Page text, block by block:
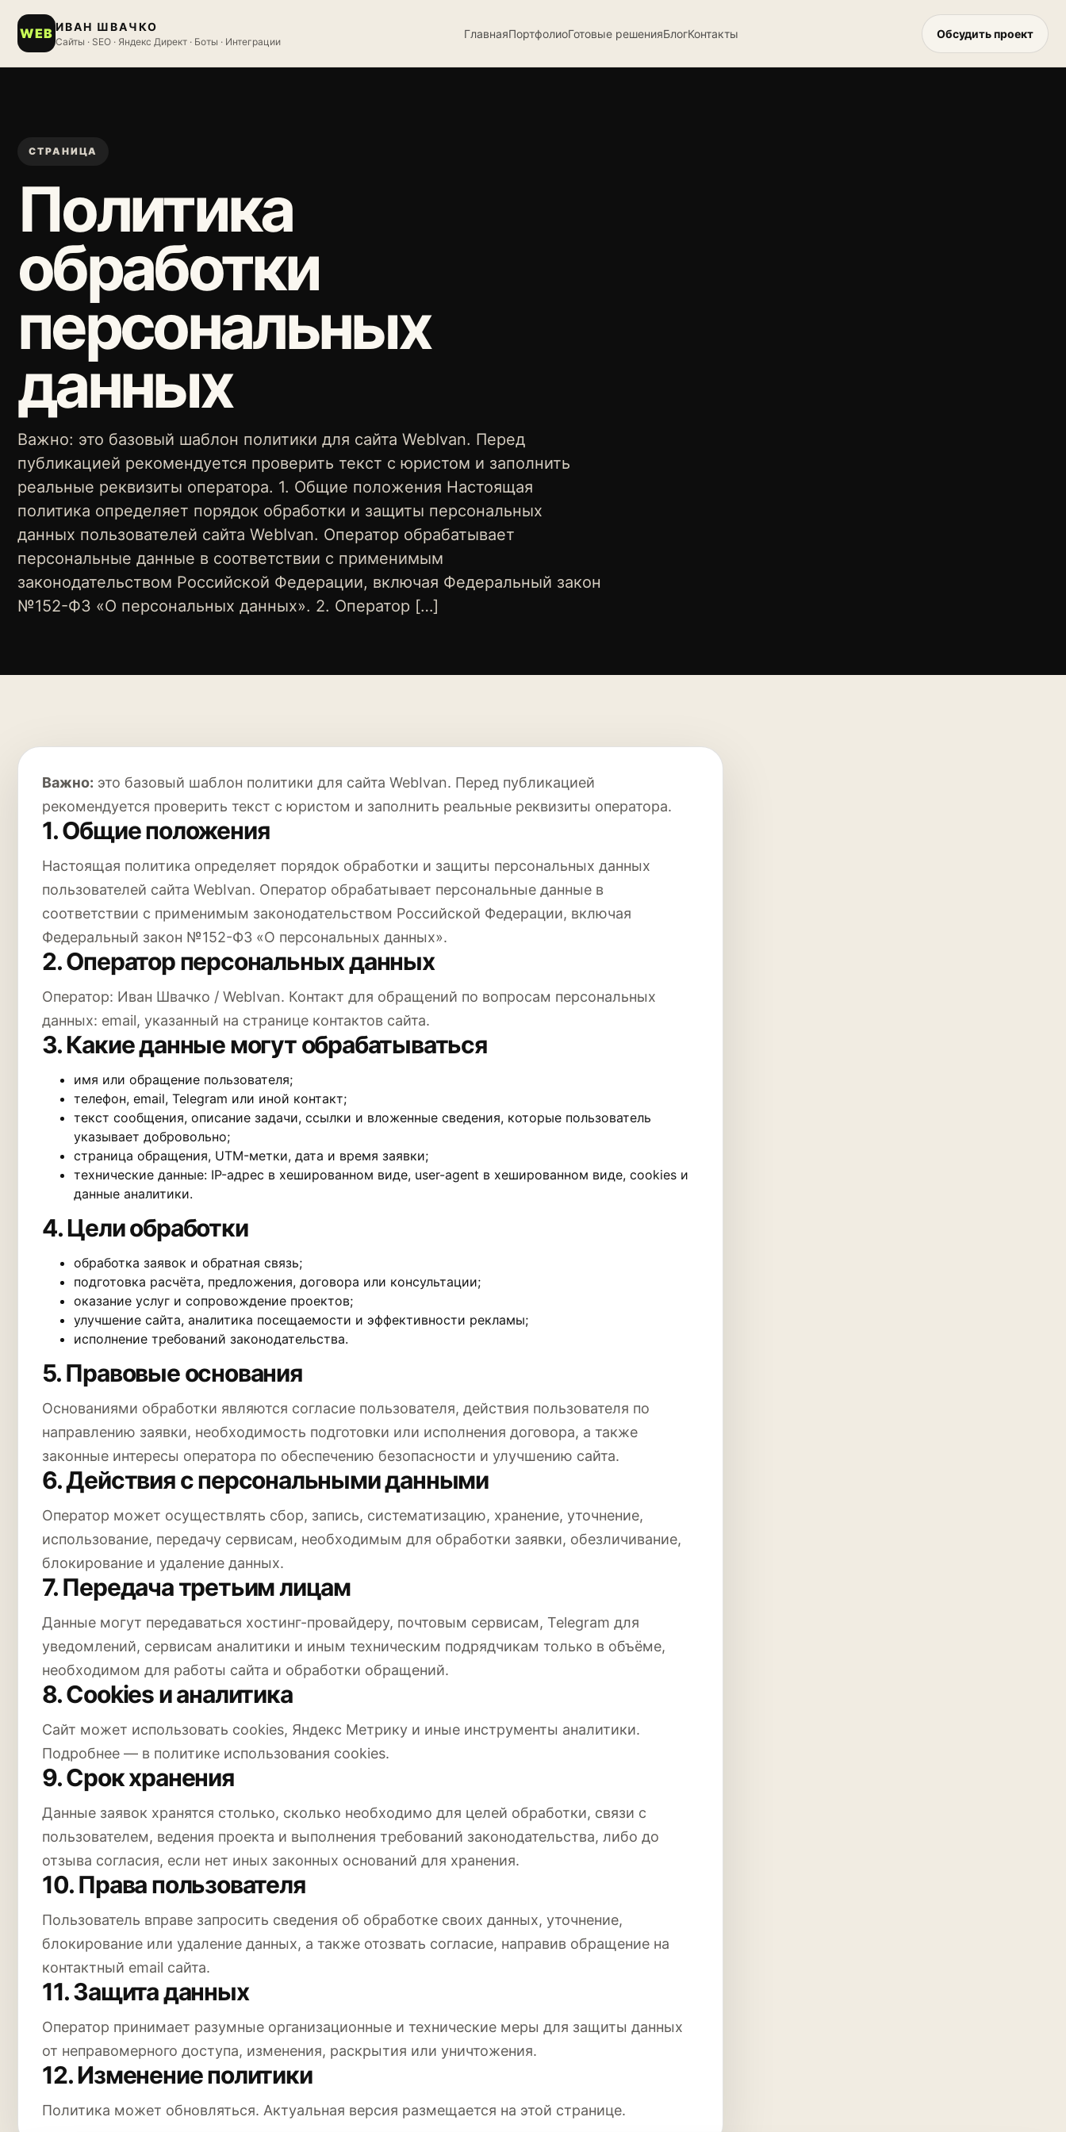
WEB ИВАН ШВАЧКО
Сайты · SEO · Яндекс Директ · Боты · Интеграции
ГлавнаяПортфолиоГотовые решенияБлогКонтакты Обсудить проект
СТРАНИЦА
Политика
обработки
персональных
данных
Важно: это базовый шаблон политики для сайта WebIvan. Перед
публикацией рекомендуется проверить текст с юристом и заполнить
реальные реквизиты оператора. 1. Общие положения Настоящая
политика определяет порядок обработки и защиты персональных
данных пользователей сайта WebIvan. Оператор обрабатывает
персональные данные в соответствии с применимым
законодательством Российской Федерации, включая Федеральный закон
№152-ФЗ «О персональных данных». 2. Оператор […]
Важно: это базовый шаблон политики для сайта WebIvan. Перед публикацией
рекомендуется проверить текст с юристом и заполнить реальные реквизиты оператора.
1. Общие положения
Настоящая политика определяет порядок обработки и защиты персональных данных
пользователей сайта WebIvan. Оператор обрабатывает персональные данные в
соответствии с применимым законодательством Российской Федерации, включая
Федеральный закон №152-ФЗ «О персональных данных».
2. Оператор персональных данных
Оператор: Иван Швачко / WebIvan. Контакт для обращений по вопросам персональных
данных: email, указанный на странице контактов сайта.
3. Какие данные могут обрабатываться
имя или обращение пользователя;
телефон, email, Telegram или иной контакт;
текст сообщения, описание задачи, ссылки и вложенные сведения, которые пользователь
указывает добровольно;
страница обращения, UTM-метки, дата и время заявки;
технические данные: IP-адрес в хешированном виде, user-agent в хешированном виде, cookies и
данные аналитики.
4. Цели обработки
обработка заявок и обратная связь;
подготовка расчёта, предложения, договора или консультации;
оказание услуг и сопровождение проектов;
улучшение сайта, аналитика посещаемости и эффективности рекламы;
исполнение требований законодательства.
5. Правовые основания
Основаниями обработки являются согласие пользователя, действия пользователя по
направлению заявки, необходимость подготовки или исполнения договора, а также
законные интересы оператора по обеспечению безопасности и улучшению сайта.
6. Действия с персональными данными
Оператор может осуществлять сбор, запись, систематизацию, хранение, уточнение,
использование, передачу сервисам, необходимым для обработки заявки, обезличивание,
блокирование и удаление данных.
7. Передача третьим лицам
Данные могут передаваться хостинг-провайдеру, почтовым сервисам, Telegram для
уведомлений, сервисам аналитики и иным техническим подрядчикам только в объёме,
необходимом для работы сайта и обработки обращений.
8. Cookies и аналитика
Сайт может использовать cookies, Яндекс Метрику и иные инструменты аналитики.
Подробнее — в политике использования cookies.
9. Срок хранения
Данные заявок хранятся столько, сколько необходимо для целей обработки, связи с
пользователем, ведения проекта и выполнения требований законодательства, либо до
отзыва согласия, если нет иных законных оснований для хранения.
10. Права пользователя
Пользователь вправе запросить сведения об обработке своих данных, уточнение,
блокирование или удаление данных, а также отозвать согласие, направив обращение на
контактный email сайта.
11. Защита данных
Оператор принимает разумные организационные и технические меры для защиты данных
от неправомерного доступа, изменения, раскрытия или уничтожения.
12. Изменение политики
Политика может обновляться. Актуальная версия размещается на этой странице.